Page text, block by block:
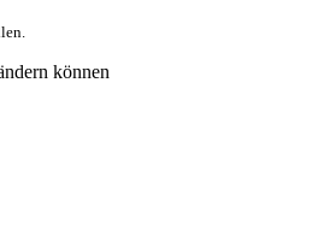
können